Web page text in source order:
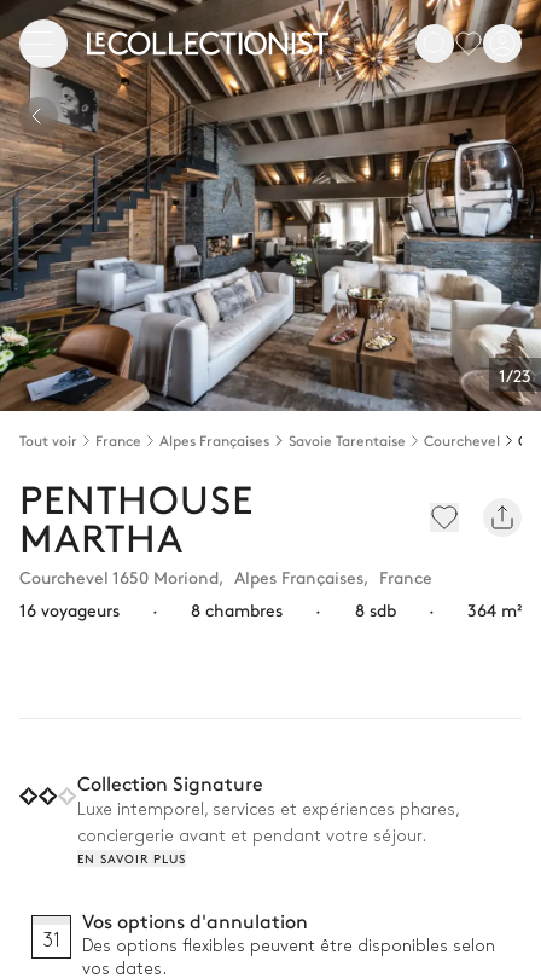
1/23
Tout voir France Alpes Françaises Savoie Tarentaise Courchevel
PENTHOUSE
MARTHA
Courchevel 1650 Moriond, Alpes Françaises, France
16 voyageurs
· 8 chambres · 8 sdb · 364 m²
Collection Signature
Luxe intemporel, services et expériences phares,
conciergerie avant et pendant votre séjour.
EN SAVOIR PLUS
31
Vos options d'annulation
Des options flexibles peuvent être disponibles selon
vos dates.